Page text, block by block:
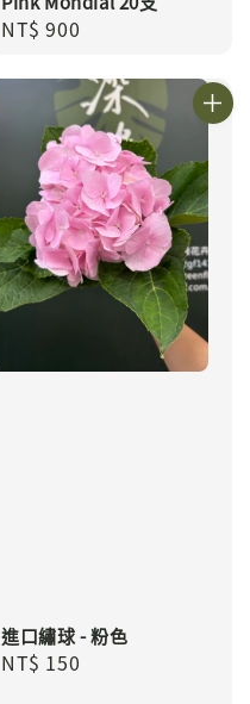
Regular
NT$ 900
進口繡球 - 粉色
Regular
NT$ 150